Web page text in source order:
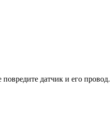
датчик и его провод.